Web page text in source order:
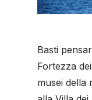
Basti
Fortezza
musei della